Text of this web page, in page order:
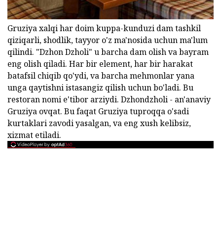
Gruziya xalqi har doim kuppa-kunduzi dam tashkil
qiziqarli, shodlik, tayyor o'z ma'nosida uchun ma'lum
qilindi. "Dzhon Dzholi" u barcha dam olish va bayram
eng olish qiladi. Har bir element, har bir harakat
batafsil chiqib qo'ydi, va barcha mehmonlar yana
unga qaytishni istasangiz qilish uchun bo'ladi. Bu
restoran nomi e'tibor arziydi. Dzhondzholi - an'anaviy
Gruziya ovqat. Bu faqat Gruziya tuproqqa o'sadi
kurtaklari zavodi yasalgan, va eng xush kelibsiz,
xizmat etiladi.